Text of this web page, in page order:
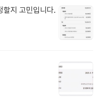
할지 고민입니다.